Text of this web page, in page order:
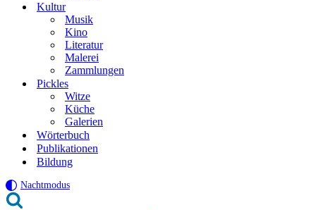
Kultur
Musik
Kino
Literatur
Malerei
Zammlungen
Pickles
Witze
Küche
Galerien
Wörterbuch
Publikationen
Bildung
Nachtmodus